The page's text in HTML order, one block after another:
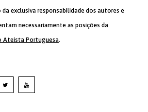
da exclusiva responsabilidade dos autores e
necessariamente as posições da
Ateísta Portuguesa.